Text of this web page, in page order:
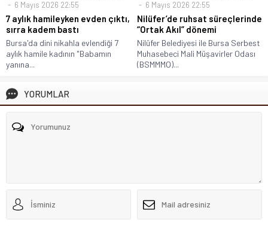
6 Mayıs 2026 22:55
7 aylık hamileyken evden çıktı,
sırra kadem bastı
Bursa'da dini nikahla evlendiği 7
aylık hamile kadının "Babamın
yanına...
6 Mayıs 2026 22:55
Nilüfer’de ruhsat süreçlerinde
“Ortak Akıl” dönemi
Nilüfer Belediyesi ile Bursa Serbest
Muhasebeci Mali Müşavirler Odası
(BSMMMO)...
YORUMLAR